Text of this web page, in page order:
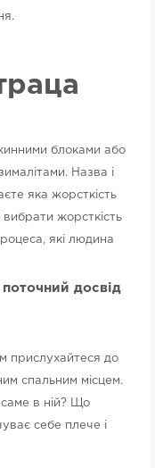
блоками або
Назва і
яка жорсткість
жорсткість
які людина
досвід
прислухайтеся до
спальним місцем.
саме в ній? Що
себе плече і